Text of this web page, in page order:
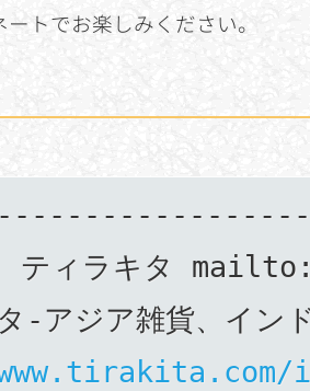
トでお楽しみください。
ティラキタ
-アジア雑貨、イン
i